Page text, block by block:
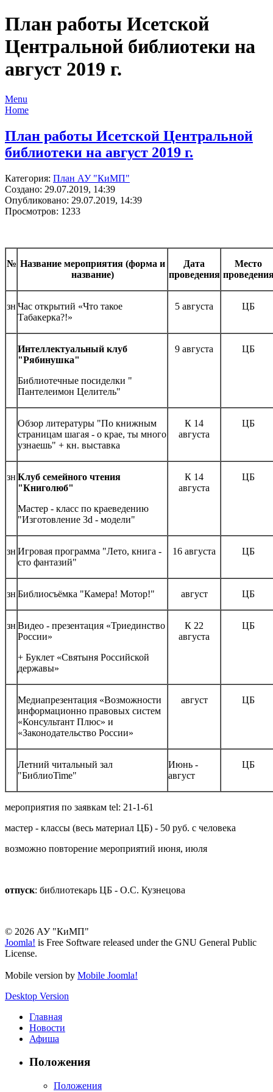
План работы Исетской
Центральной библиотеки на
август 2019 г.
Menu
Home
План работы Исетской Центральной
библиотеки на август 2019 г.
Категория: План АУ "КиМП"
Создано: 29.07.2019, 14:39
Опубликовано: 29.07.2019, 14:39
Просмотров: 1233
№ Название мероприятия (форма и
название)
Дата
проведения
Место
зн Час открытий «Что такое
Табакерка?!»
5 августа ЦБ
Интеллектуальный клуб
"Рябинушка"
Библиотечные посиделки "
Пантелеимон Целитель"
9 августа ЦБ
Обзор литературы "По книжным
страницам шагая - о крае, ты много
узнаешь" + кн. выставка
К 14
августа
ЦБ
зн Клуб семейного чтения
"Книголюб"
Мастер - класс по краеведению
"Изготовление 3d - модели"
К 14
августа
ЦБ
зн Игровая программа "Лето, книга -
сто фантазий"
16 августа ЦБ
зн Библиосъёмка "Камера! Мотор!" август ЦБ
зн Видео - презентация «Триединство
России»
+ Буклет «Святыня Российской
державы»
К 22
августа
ЦБ
Медиапрезентация «Возможности
информационно правовых систем
«Консультант Плюс» и
«Законодательство России»
август ЦБ
Летний читальный зал
"БиблиоTime"
Июнь -
август
ЦБ
мероприятия по заявкам tel: 21-1-61
мастер - классы (весь материал ЦБ) - 50 руб. с человека
возможно повторение мероприятий июня, июля
отпуск: библиотекарь ЦБ - О.С. Кузнецова
© 2026 АУ "КиМП"
Joomla! is Free Software released under the GNU General Public
License.
Mobile version by Mobile Joomla!
Desktop Version
Главная
Новости
Афиша
Положения
Положения